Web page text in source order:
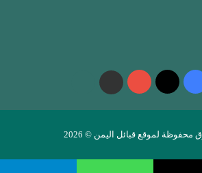
فيسبوك ‫X
‫YouTubeواتساب
محفوظة لموقع قبائل اليمن © 2026